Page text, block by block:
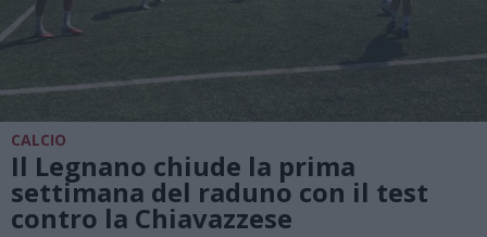
CALCIO
Il Legnano chiude la prima
settimana del raduno con il test
contro la Chiavazzese